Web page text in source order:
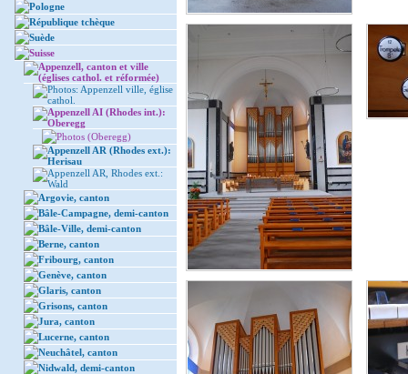
Pologne
République tchèque
Suède
Suisse
Appenzell, canton et ville
(églises cathol. et réformée)
Photos: Appenzell ville, église
cathol.
Appenzell AI (Rhodes int.):
Oberegg
Photos (Oberegg)
Appenzell AR (Rhodes ext.):
Herisau
Appenzell AR, Rhodes ext.:
Wald
Argovie, canton
Bâle-Campagne, demi-canton
Bâle-Ville, demi-canton
Berne, canton
Fribourg, canton
Genève, canton
Glaris, canton
Grisons, canton
Jura, canton
Lucerne, canton
Neuchâtel, canton
Nidwald, demi-canton